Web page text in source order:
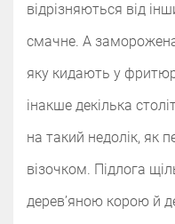
відрізняються від
смачне. А
яку кидають у
інакше декілька
на такий недолік, як
візочком. Підлога
дерев’яною корою й